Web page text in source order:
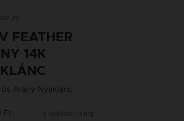
RG
FEATHER
14K
Arany Nyaklánc
Ft Szállítás: 1-3 nap